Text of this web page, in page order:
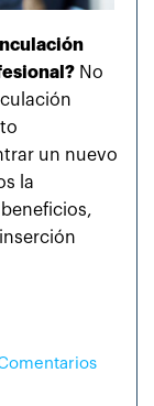
No
un nuevo
la